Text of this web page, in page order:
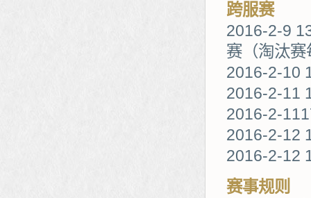
跨服赛
2016-2-9
赛（淘汰
2016-2-10
2016-2-11
2016-2-
2016-2-12
2016-2-12
赛事规则